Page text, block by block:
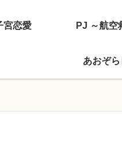
宮恋愛 PJ ～航空
あおぞ